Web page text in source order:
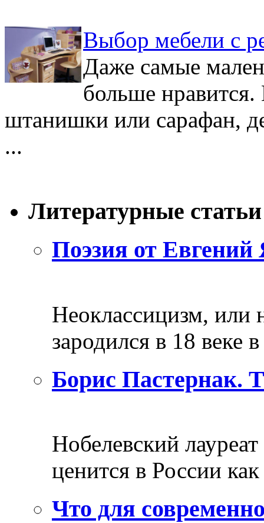
Выбор мебели с
Даже самые
больше
штанишки или сарафан,
...
Литературные статьи
Поэзия от Евгений
Неоклассицизм, или
зародился в 18 веке
Борис Пастернак.
Нобелевский
ценится в России
Что для